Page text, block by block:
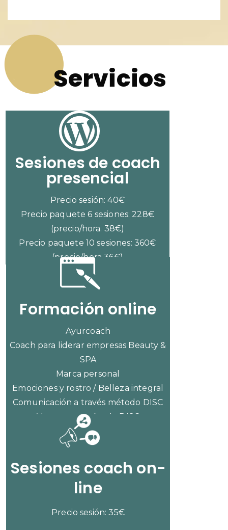
Servicios
Sesiones de coach
presencial
Precio sesión: 40€
Precio paquete 6 sesiones: 228€
(precio/hora. 38€)
Precio paquete 10 sesiones: 360€
(precio/hora 36€)
Formación online
Ayurcoach
Coach para liderar empresas Beauty &
SPA
Marca personal
Emociones y rostro / Belleza integral
Comunicación a través método DISC
Ventas con método DISC
CONSULTAR PRECIOS
Sesiones coach on-
line
Precio sesión: 35€